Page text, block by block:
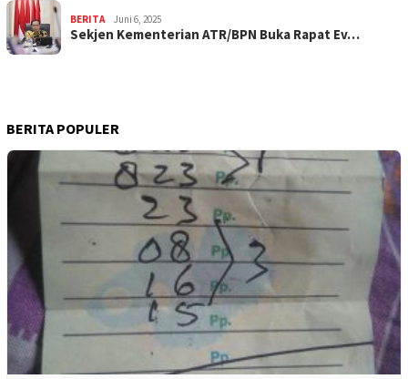
BERITA Juni 6, 2025
Sekjen Kementerian ATR/BPN Buka Rapat Ev…
BERITA POPULER